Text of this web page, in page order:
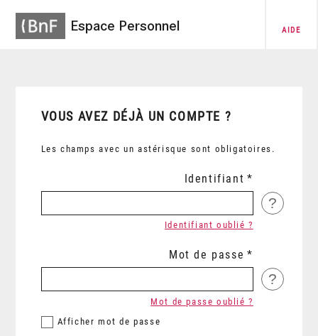
Espace Personnel AIDE
VOUS AVEZ DÉJÀ UN COMPTE ?
Les champs avec un astérisque sont obligatoires.
Identifiant
?
Identifiant oublié ?
Mot de passe
?
Afficher mot de passe
Mot de passe oublié ?